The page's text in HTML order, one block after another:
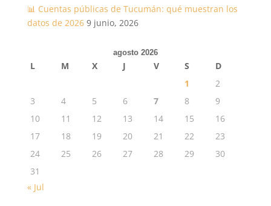
📊 Cuentas públicas de Tucumán: qué muestran los
datos de 2026 9 junio, 2026
agosto 2026
L M X J V S
D
1
2
3
4 5 6 7 8
9
10
11 12 13 14 15
16
17
18 19 20 21 22
23
24
25 26 27 28 29
30
31
« Jul